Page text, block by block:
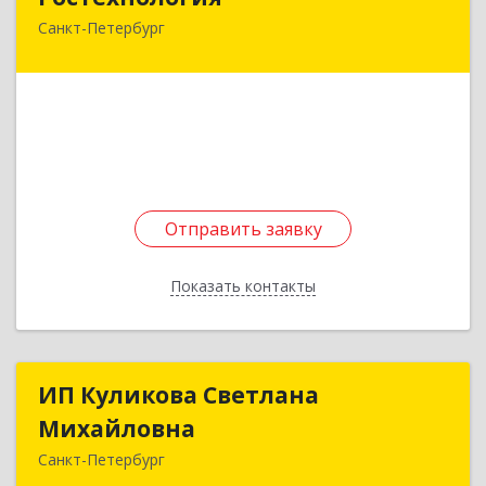
Санкт-Петербург
Отправить заявку
Показать контакты
198328, Санкт-Петербург г, Маршала Захарова
Отправить заявку
Назад
ИП Куликова Светлана
Михайловна
Санкт-Петербург
ИП Куликова Светлана